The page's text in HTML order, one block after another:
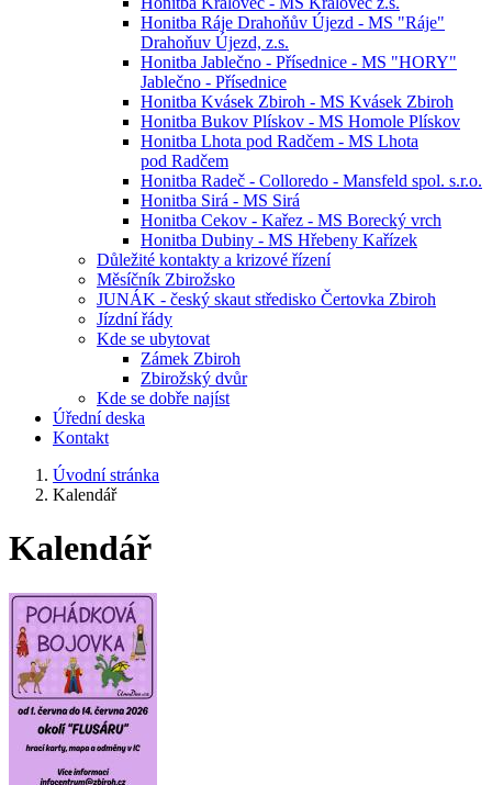
Honitba Ráje Drahoňův Újezd - MS "Ráje"
Drahoňuv Újezd, z.s.
Honitba Jablečno - Přísednice - MS "HORY"
Jablečno - Přísednice
Honitba Kvásek Zbiroh - MS Kvásek Zbiroh
Honitba Bukov Plískov - MS Homole Plískov
Honitba Lhota pod Radčem - MS Lhota
pod Radčem
Honitba Radeč - Colloredo - Mansfeld spol. s.r.o.
Honitba Sirá - MS Sirá
Honitba Cekov - Kařez - MS Borecký vrch
Honitba Dubiny - MS Hřebeny Kařízek
Důležité kontakty a krizové řízení
Měsíčník Zbirožsko
JUNÁK - český skaut středisko Čertovka Zbiroh
Jízdní řády
Kde se ubytovat
Zámek Zbiroh
Zbirožský dvůr
Kde se dobře najíst
Úřední deska
Kontakt
Úvodní stránka
Kalendář
Kalendář